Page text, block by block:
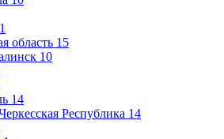
1
область 15
10
14
Республика 14